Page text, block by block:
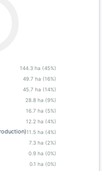
144.3 ha (45%)
49.7 ha (16%)
45.7 ha (14%)
28.8 ha (9%)
16.7 ha (5%)
12.2 ha (4%)
11.5 ha (4%)
7.3 ha (2%)
0.9 ha (0%)
0.1 ha (0%)